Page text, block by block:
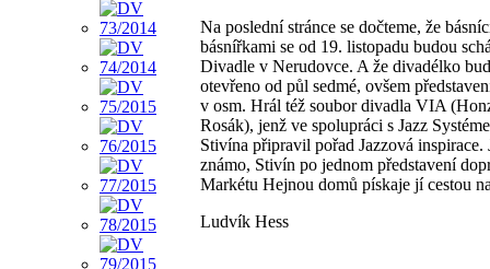
Na poslední stránce se dočteme, že
básnířkami se od 19. listopadu budou
Divadle v Nerudovce. A že divadélko
otevřeno od půl sedmé, ovšem
v osm. Hrál též soubor divadla VIA
Rosák), jenž ve spolupráci s Jazz
Stivína připravil pořad Jazzová inspirace.
známo, Stivín po jednom představení
Markétu Hejnou domů pískaje jí cestou
Ludvík Hess